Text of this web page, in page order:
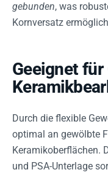
gebunden, was
Kornversatz
Geeignet für
Durch die flexible
optimal an gewölbte
Keramikoberflächen.
und PSA-Unterlage